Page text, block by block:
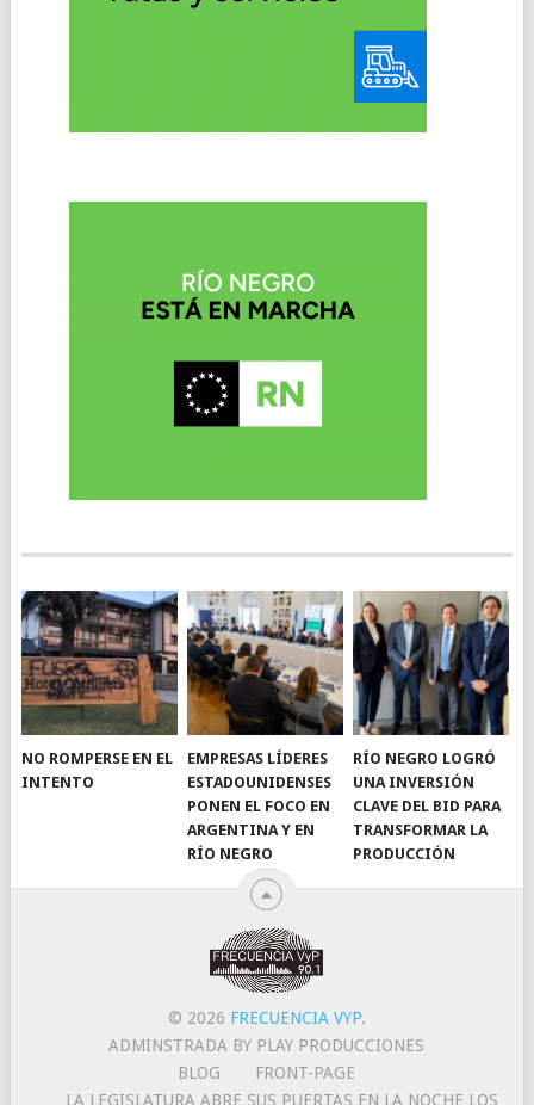
NO ROMPERSE EN EL
INTENTO
EMPRESAS LÍDERES
ESTADOUNIDENSES
PONEN EL FOCO EN
ARGENTINA Y EN
RÍO NEGRO
RÍO NEGRO LOGRÓ
UNA INVERSIÓN
CLAVE DEL BID PARA
TRANSFORMAR LA
PRODUCCIÓN
© 2026 FRECUENCIA VYP.
ADMINSTRADA BY PLAY PRODUCCIONES
BLOG
FRONT-PAGE
LA LEGISLATURA ABRE SUS PUERTAS EN LA NOCHE LOS